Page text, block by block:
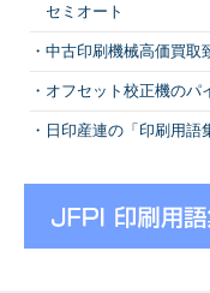
セミオート
中古印刷機械高価買取
オフセット校正機のパ
日印産連の「印刷用語